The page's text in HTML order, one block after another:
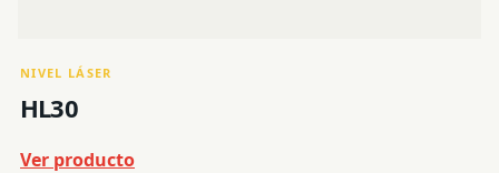
NIVEL LÁSER
HL30
Ver producto